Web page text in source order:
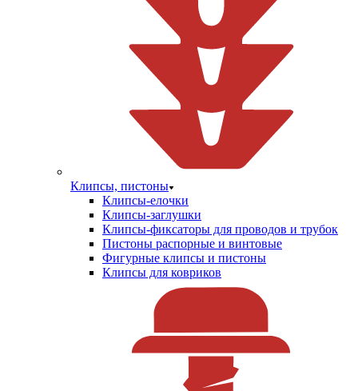
Клипсы, пистоны
Клипсы-елочки
Клипсы-заглушки
Клипсы-фиксаторы для проводов и трубок
Пистоны распорные и винтовые
Фигурные клипсы и пистоны
Клипсы для ковриков